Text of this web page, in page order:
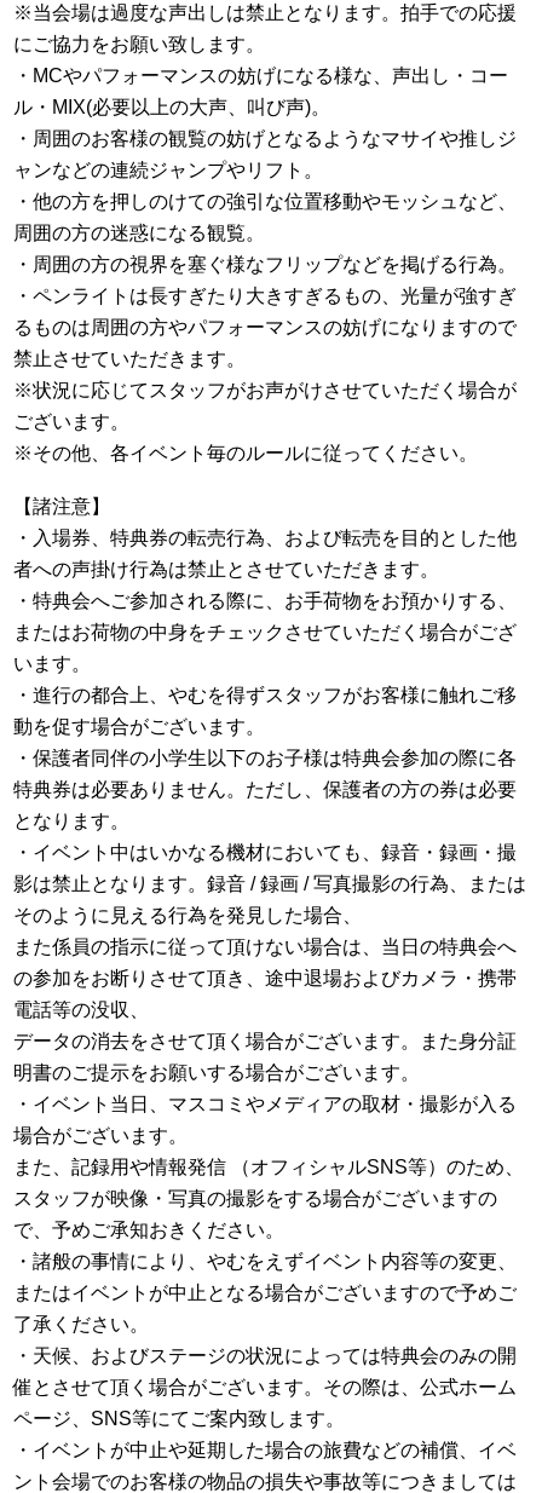
※当会場は過度な声出しは禁止となります。拍手での応援
にご協力をお願い致します。
・MCやパフォーマンスの妨げになる様な、声出し・コー
ル・MIX(必要以上の大声、叫び声)。
・周囲のお客様の観覧の妨げとなるようなマサイや推しジ
ャンなどの連続ジャンプやリフト。
・他の方を押しのけての強引な位置移動やモッシュなど、
周囲の方の迷惑になる観覧。
・周囲の方の視界を塞ぐ様なフリップなどを掲げる行為。
・ペンライトは長すぎたり大きすぎるもの、光量が強すぎ
るものは周囲の方やパフォーマンスの妨げになりますので
禁止させていただきます。
※状況に応じてスタッフがお声がけさせていただく場合が
ございます。
※その他、各イベント毎のルールに従ってください。
【諸注意】
・入場券、特典券の転売行為、および転売を目的とした他
者への声掛け行為は禁止とさせていただきます。
・特典会へご参加される際に、お手荷物をお預かりする、
またはお荷物の中身をチェックさせていただく場合がござ
います。
・進行の都合上、やむを得ずスタッフがお客様に触れご移
動を促す場合がございます。
・保護者同伴の小学生以下のお子様は特典会参加の際に各
特典券は必要ありません。ただし、保護者の方の券は必要
となります。
・イベント中はいかなる機材においても、録音・録画・撮
影は禁止となります。録音 / 録画 / 写真撮影の行為、または
そのように見える行為を発見した場合、
また係員の指示に従って頂けない場合は、当日の特典会へ
の参加をお断りさせて頂き、途中退場およびカメラ・携帯
電話等の没収、
データの消去をさせて頂く場合がございます。また身分証
明書のご提示をお願いする場合がございます。
・イベント当日、マスコミやメディアの取材・撮影が入る
場合がございます。
また、記録用や情報発信 （オフィシャルSNS等）のため、
スタッフが映像・写真の撮影をする場合がございますの
で、予めご承知おきください。
・諸般の事情により、やむをえずイベント内容等の変更、
またはイベントが中止となる場合がございますので予めご
了承ください。
・天候、およびステージの状況によっては特典会のみの開
催とさせて頂く場合がございます。その際は、公式ホーム
ページ、SNS等にてご案内致します。
・イベントが中止や延期した場合の旅費などの補償、イベ
ント会場でのお客様の物品の損失や事故等につきましては